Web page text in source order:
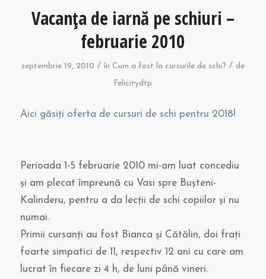
Vacanţa de iarnă pe schiuri –
februarie 2010
septembrie 19, 2010 / în Cum a fost la cursurile de schi? / de
Felicitydtp
Aici găsiți oferta de cursuri de schi pentru 2018!
Perioada 1-5 februarie 2010 mi-am luat concediu
şi am plecat împreună cu Vasi spre Buşteni-
Kalinderu, pentru a da lecţii de schi copiilor şi nu
numai.
Primii cursanţi au fost Bianca şi Cătălin, doi fraţi
foarte simpatici de 11, respectiv 12 ani cu care am
lucrat în fiecare zi 4 h, de luni până vineri.